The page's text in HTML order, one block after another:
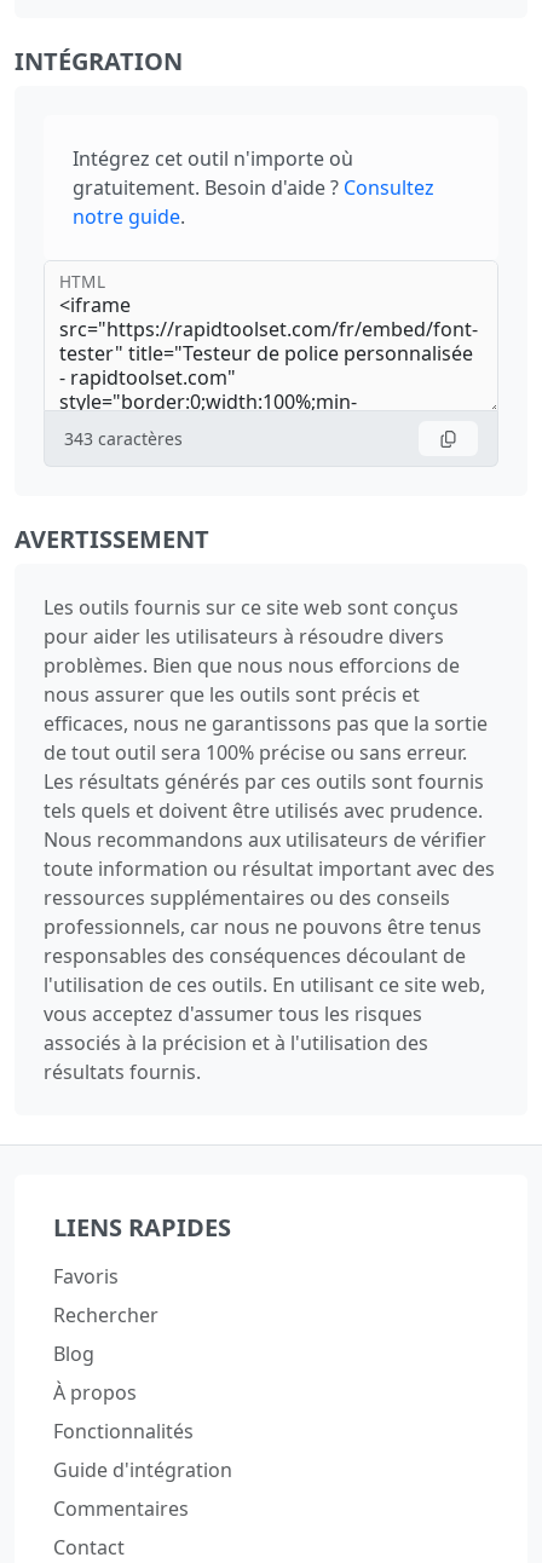
INTÉGRATION
Intégrez cet outil n'importe où
gratuitement. Besoin d'aide ? Consultez
notre guide.
HTML
343 caractères
AVERTISSEMENT
Les outils fournis sur ce site web sont conçus
pour aider les utilisateurs à résoudre divers
problèmes. Bien que nous nous efforcions de
nous assurer que les outils sont précis et
efficaces, nous ne garantissons pas que la sortie
de tout outil sera 100% précise ou sans erreur.
Les résultats générés par ces outils sont fournis
tels quels et doivent être utilisés avec prudence.
Nous recommandons aux utilisateurs de vérifier
toute information ou résultat important avec des
ressources supplémentaires ou des conseils
professionnels, car nous ne pouvons être tenus
responsables des conséquences découlant de
l'utilisation de ces outils. En utilisant ce site web,
vous acceptez d'assumer tous les risques
associés à la précision et à l'utilisation des
résultats fournis.
LIENS RAPIDES
Favoris
Rechercher
Blog
À propos
Fonctionnalités
Guide d'intégration
Commentaires
Contact